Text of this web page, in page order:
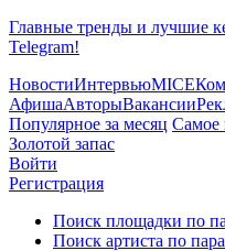
Главные тренды и лучшие
Telegram!
НовостиИнтервьюMICE
АфишаАвторыВакансии
Популярное за месяц Самое
Золотой запас
Войти
Регистрация
Поиск площадки по
Поиск артиста по